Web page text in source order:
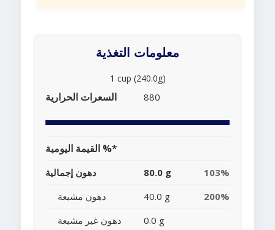
معلومات التغذية
1 cup (240.0g)
السعرات الحرارية 880
القيمة اليومية %*
دهون إجمالية 80.0 g
103%
دهون مشبعة
40.0 g
200%
دهون غير مشبعة
0.0 g